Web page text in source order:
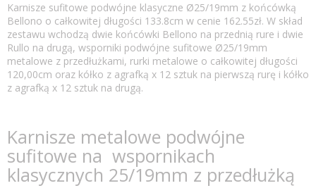
Karnisze sufitowe podwójne klasyczne Ø25/19mm z końcówką
Bellono o całkowitej długości 133.8cm w cenie 162.55zł. W skład
zestawu wchodzą dwie końcówki Bellono na przednią rure i dwie
Rullo na drugą, wsporniki podwójne sufitowe Ø25/19mm
metalowe z przedłużkami, rurki metalowe o całkowitej długości
120,00cm oraz kółko z agrafką x 12 sztuk na pierwszą rurę i kółko
z agrafką x 12 sztuk na drugą.
Karnisze metalowe podwójne
sufitowe na wspornikach
klasycznych 25/19mm z przedłużką